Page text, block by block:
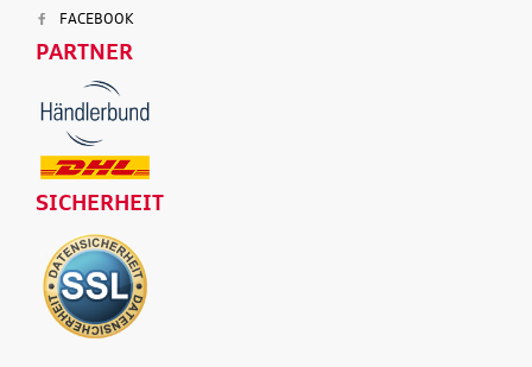
FACEBOOK
PARTNER
SICHERHEIT